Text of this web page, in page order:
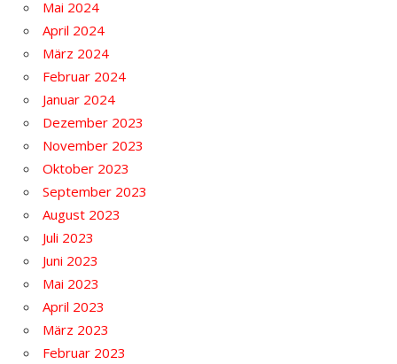
Mai 2024
April 2024
März 2024
Februar 2024
Januar 2024
Dezember 2023
November 2023
Oktober 2023
September 2023
August 2023
Juli 2023
Juni 2023
Mai 2023
April 2023
März 2023
Februar 2023